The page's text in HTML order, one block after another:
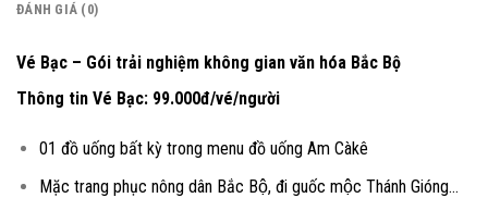
ĐÁNH GIÁ (0)
Vé Bạc – Gói trải nghiệm không gian văn hóa Bắc Bộ
Thông tin Vé Bạc: 99.000đ/vé/người
01 đồ uống bất kỳ trong menu đồ uống Am Càkê
Mặc trang phục nông dân Bắc Bộ, đi guốc mộc Thánh Gióng…